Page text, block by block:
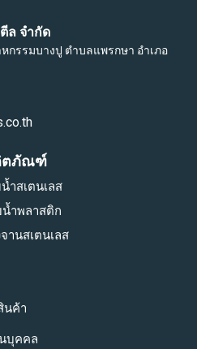
ล จำกัด
กรรมบางปู ตำบลแพรกษา อำเภอ
ตภัณฑ์
ำสเตนเลส
น้ำพลาสติก
านสเตนเลส
นค้า
บุคคล